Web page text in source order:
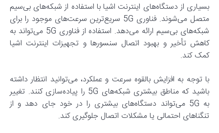
بسیاری از دستگاه‌های اینترنت اشیا با استفاده از شبکه‌های بی‌سیم
متصل می‌شوند. فناوری 5G سریع‌ترین سرعت‌های موجود را برای
شبکه‌های بی‌سیم ارائه می‌دهد. استفاده از فناوری 5G می‌تواند به
کاهش تأخیر و بهبود اتصال سنسورها و تجهیزات اینترنت اشیا
کمک کند.
با توجه به افزایش بالقوه سرعت و عملکرد، می‌توانید انتظار داشته
باشید که مناطق بیشتری شبکه‌های 5G را پیاده‌سازی کنند. تغییر
به 5G می‌تواند دستگاه‌های بیشتری را در خود جای دهد و از
تنگناهای احتمالی یا مشکلات اتصال جلوگیری کند.